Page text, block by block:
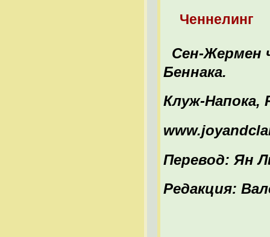
Ченнелинг
Сен-Жермен
Беннака.
Клуж-Напока,
Перевод: Ян
Редакция: